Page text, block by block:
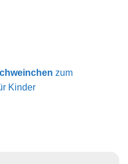
zum
Kinder